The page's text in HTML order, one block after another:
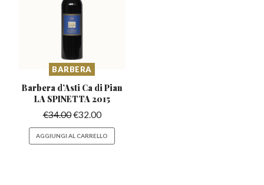
BARBERA
Barbera d’Asti Ca di Pian
LA SPINETTA 2015
€34.00€32.00
AGGIUNGI AL CARRELLO